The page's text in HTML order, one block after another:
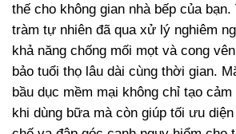
thế cho không gian nhà bếp của
tràm tự nhiên đã qua xử lý nghiêm
khả năng chống mối mọt và cong
bảo tuổi thọ lâu dài cùng thời gian.
bầu dục mềm mại không chỉ tạo
khi dùng bữa mà còn giúp tối ưu